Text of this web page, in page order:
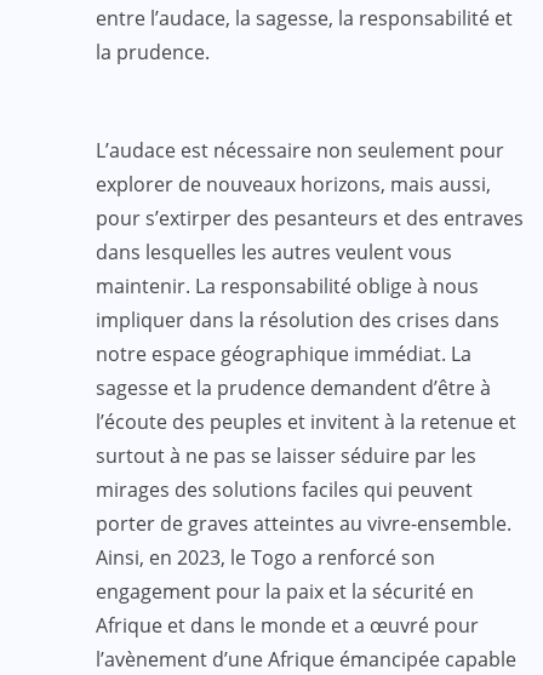
entre l’audace, la sagesse, la responsabilité et
la prudence.
L’audace est nécessaire non seulement pour
explorer de nouveaux horizons, mais aussi,
pour s’extirper des pesanteurs et des entraves
dans lesquelles les autres veulent vous
maintenir. La responsabilité oblige à nous
impliquer dans la résolution des crises dans
notre espace géographique immédiat. La
sagesse et la prudence demandent d’être à
l’écoute des peuples et invitent à la retenue et
surtout à ne pas se laisser séduire par les
mirages des solutions faciles qui peuvent
porter de graves atteintes au vivre-ensemble.
Ainsi, en 2023, le Togo a renforcé son
engagement pour la paix et la sécurité en
Afrique et dans le monde et a œuvré pour
l’avènement d’une Afrique émancipée capable